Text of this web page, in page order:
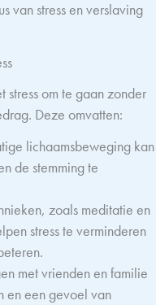
van stress en verslaving
stress om te gaan zonder
Deze omvatten:
lichaamsbeweging kan
de stemming te
zoals meditatie en
stress te verminderen
met vrienden en familie
en een gevoel van